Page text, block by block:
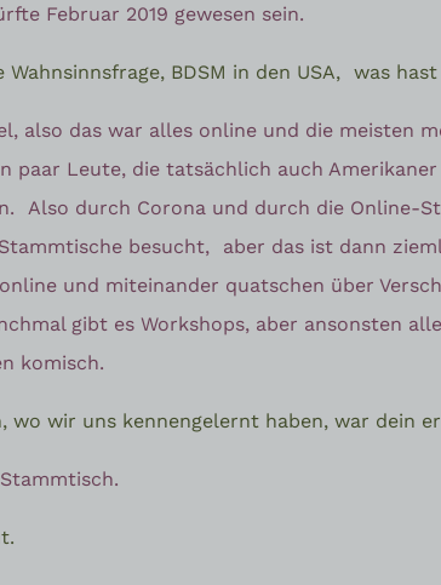
Februar 2019 gewesen sein.
BDSM in den USA, was
also das war alles online und die meisten
paar Leute, die tatsächlich auch
Also durch Corona und durch die Online-
besucht,
aber das ist dann
und miteinander quatschen über
gibt es Workshops, aber ansonsten
komisch.
wo wir uns kennengelernt haben, war dein